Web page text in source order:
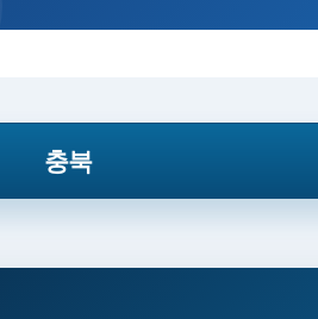
충북